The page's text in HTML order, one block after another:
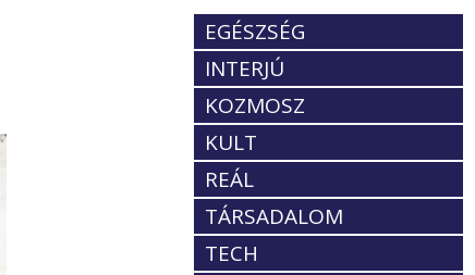
EGÉSZSÉG
INTERJÚ
KOZMOSZ
KULT
REÁL
TÁRSADALOM
TECH